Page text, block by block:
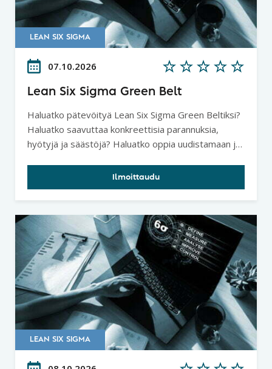
LEAN SIX SIGMA
07.10.2026
Lean Six Sigma Green Belt
Haluatko pätevöityä Lean Six Sigma Green Beltiksi?
Haluatko saavuttaa konkreettisia parannuksia,
hyötyjä ja säästöjä? Haluatko oppia uudistamaan ja
Ilmoittaudu
LEAN SIX SIGMA